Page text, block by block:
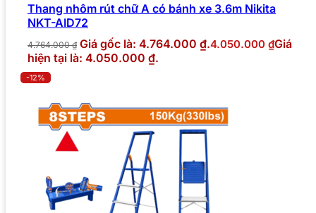
Thang nhôm rút chữ A có bánh xe 3.6m Nikita
NKT-AID72
4.764.000₫ Giá gốc là: 4.764.000 ₫.4.050.000 ₫Giá
hiện tại là: 4.050.000 ₫.
-12%